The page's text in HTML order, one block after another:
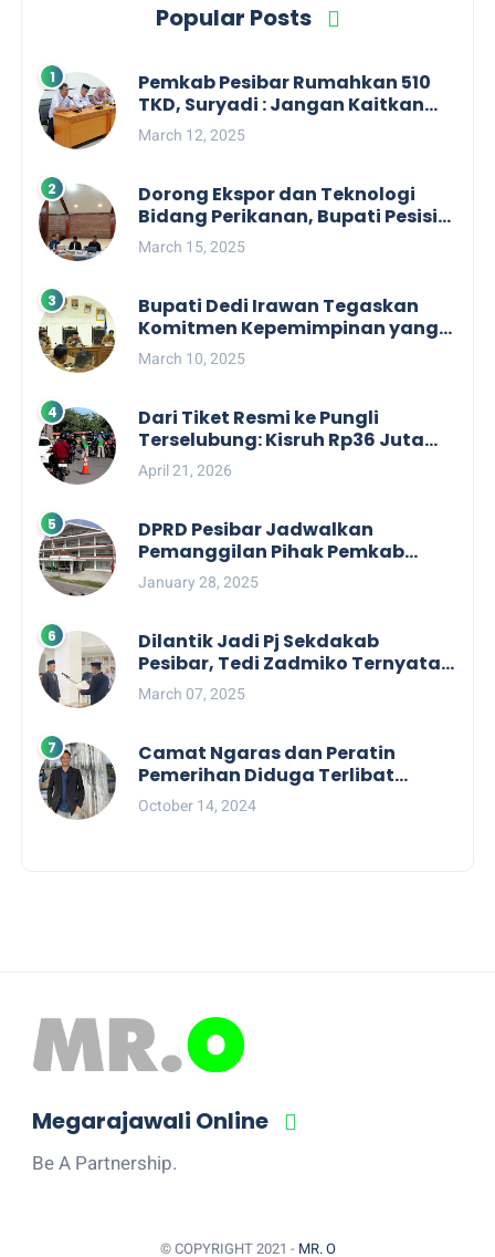
Popular Posts
Pemkab Pesibar Rumahkan 510
TKD, Suryadi : Jangan Kaitkan
Dengan Kepentingan Politik
March 12, 2025
Dorong Ekspor dan Teknologi
Bidang Perikanan, Bupati Pesisir
Barat Audiensi Terkait Sister City
March 15, 2025
Bupati Dedi Irawan Tegaskan
Komitmen Kepemimpinan yang
Berpihak kepada Masyarakat
dalam Rapat Koordinasi OPD
March 10, 2025
Dari Tiket Resmi ke Pungli
Terselubung: Kisruh Rp36 Juta
Pengelolaan Tiket Pantai
Labuhan Jukung
April 21, 2026
DPRD Pesibar Jadwalkan
Pemanggilan Pihak Pemkab
Terkait Nasib dan Status TKD di
Tahun 2025
January 28, 2025
Dilantik Jadi Pj Sekdakab
Pesibar, Tedi Zadmiko Ternyata
Punya Rekam Jejak Gemilang
March 07, 2025
Camat Ngaras dan Peratin
Pemerihan Diduga Terlibat
Politik Praktis, Mahasiswa
Pesibar Desak Bawaslu
October 14, 2024
Megarajawali Online
Be A Partnership.
© COPYRIGHT 2021 - MR. O